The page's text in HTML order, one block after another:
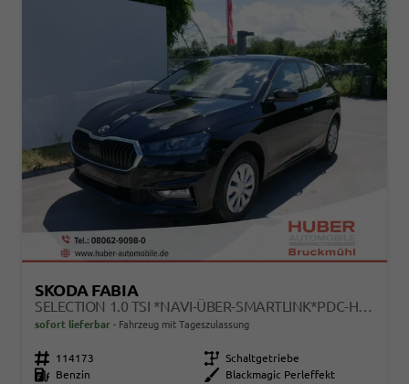
SKODA FABIA
SELECTION 1.0 TSI *NAVI-ÜBER-SMARTLINK*PDC-HI*LED*SHZ*KLIMA*RADIO
sofort lieferbar Fahrzeug mit Tageszulassung
Fahrzeugnr. 114173 Getriebe Schaltgetriebe
Kraftstoff
Benzin Außenfarbe
Blackmagic Perleffekt